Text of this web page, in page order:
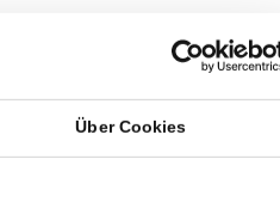
Über Cookies